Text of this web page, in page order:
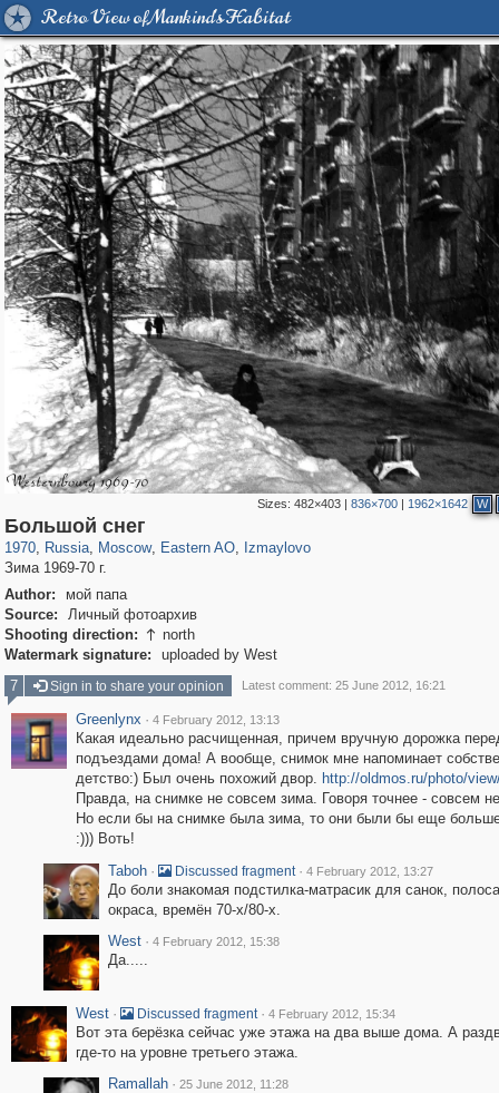
Retro View of Mankind's Habitat
Sizes: 482×403| 836×700| 1962×1642 W
Большой снег
1970, Russia
1,407,363
, Moscow
319,882 8,286
, Eastern AO
20,942
, Izmaylovo
Зима 1969-70 г.
Author:
мой папа
Source:
Личный фотоархив
Shooting direction:  north
Watermark signature:
uploaded by West
7
Sign in to share your opinion Latest comment: 25 June 2012, 16:21
Greenlynx · 4 February 2012, 13:13
Какая идеально расчищенная, причем вручную дорожка
подъездами дома! А вообще, снимок мне напоминает
детство:) Был очень похожий двор. http://oldmos.ru/photo/
Правда, на снимке не совсем зима. Говоря точнее - совсем
Но если бы на снимке была зима, то они были бы еще
:))) Воть!
Taboh · Discussed fragment · 4 February 2012, 13:27
До боли знакомая подстилка-матрасик для санок,
окраса, времён 70-х/80-х.
West · 4 February 2012, 15:38
Да.....
West · Discussed fragment · 4 February 2012, 15:34
Вот эта берёзка сейчас уже этажа на два выше дома. А
где-то на уровне третьего этажа.
Ramallah · 25 June 2012, 11:28